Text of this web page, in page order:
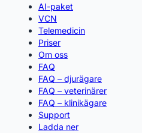
AI-paket
VCN
Telemedicin
Priser
Om oss
FAQ
FAQ – djurägare
FAQ – veterinärer
FAQ – klinikägare
Support
Ladda ner